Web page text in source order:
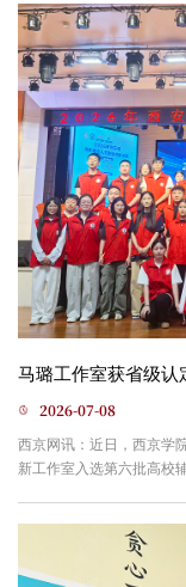
方案》落实情况的专项调
核评估专家反馈意见，逐
马璐工作室获省级认
2026-07-08
西京网讯：近日，西京学
新工作室入选第六批高校
上新台阶。第六批高校辅
现场评估、答辩评审等多